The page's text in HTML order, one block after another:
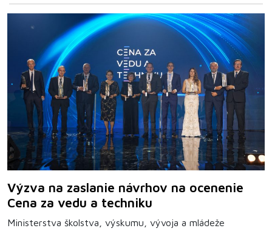
Výzva na zaslanie návrhov na ocenenie
Cena za vedu a techniku
Ministerstva školstva, výskumu, vývoja a mládeže